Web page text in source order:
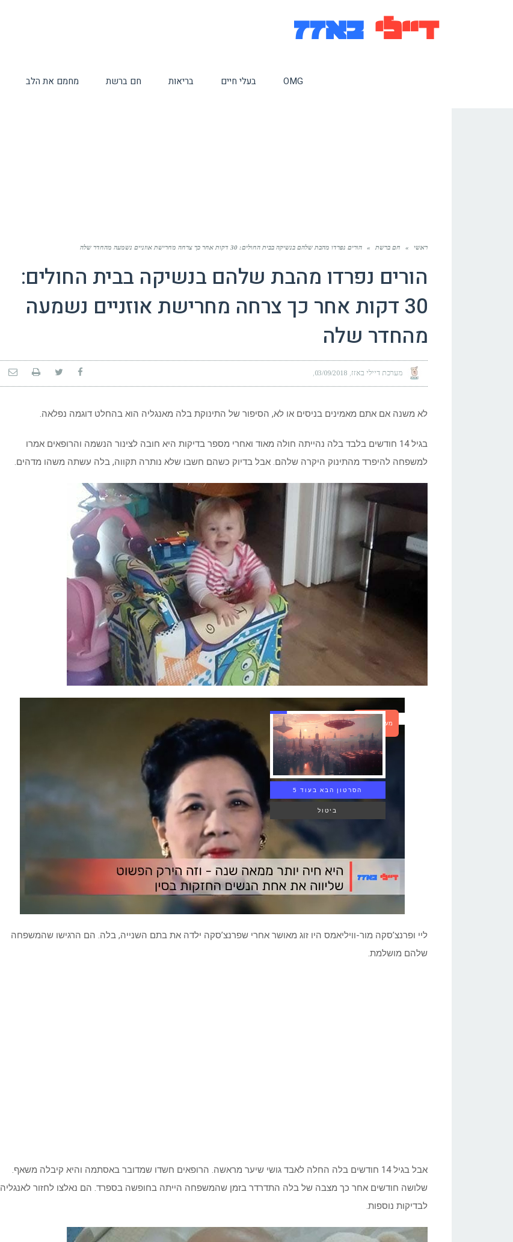
OMG בעלי חיים בריאות חם ברשת מחמם את הלב
ראשי » חם ברשת » הורים נפרדו מהבת שלהם בנשיקה בבית החולים: 30 דקות אחר כך צרחה מחרישת אוזניים נשמעה מהחדר שלה
הורים נפרדו מהבת שלהם בנשיקה בבית החולים:
30 דקות אחר כך צרחה מחרישת אוזניים נשמעה
מהחדר שלה
מערכת דיילי באזז 03/09/2018
לא משנה אם אתם מאמינים בניסים או לא, הסיפור של התינוקת בלה מאנגליה הוא בהחלט דוגמה נפלאה.
בגיל 14 חודשים בלבד בלה נהייתה חולה מאוד ואחרי מספר בדיקות היא חובה לצינור הנשמה והרופאים אמרו
למשפחה להיפרד מהתינוק היקרה שלהם. אבל בדיוק כשהם חשבו שלא נותרה תקווה, בלה עשתה משהו מדהים.
מעבר לכתבה
הסרטון הבא בעוד 4
ביטול
ליי ופרנצ’סקה מור-וויליאמס היו זוג מאושר אחרי שפרנצ’סקה ילדה את בתם השנייה, בלה. הם הרגישו שהמשפחה
שלהם מושלמת.
אבל בגיל 14 חודשים בלה החלה לאבד גושי שיער מראשה. הרופאים חשדו שמדובר באסתמה והיא קיבלה משאף.
שלושה חודשים אחר כך מצבה של בלה התדרדר בזמן שהמשפחה הייתה בחופשה בספרד. הם נאלצו לחזור לאנגליה
לבדיקות נוספות.